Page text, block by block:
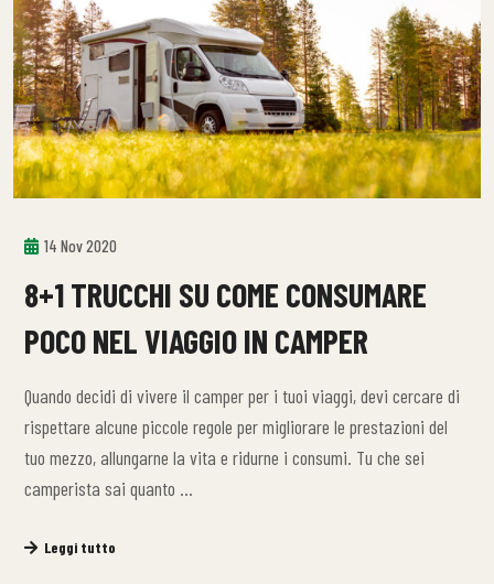
14 Nov 2020
8+1 TRUCCHI SU COME CONSUMARE
POCO NEL VIAGGIO IN CAMPER
Quando decidi di vivere il camper per i tuoi viaggi, devi cercare di
rispettare alcune piccole regole per migliorare le prestazioni del
tuo mezzo, allungarne la vita e ridurne i consumi. Tu che sei
camperista sai quanto …
Leggi tutto